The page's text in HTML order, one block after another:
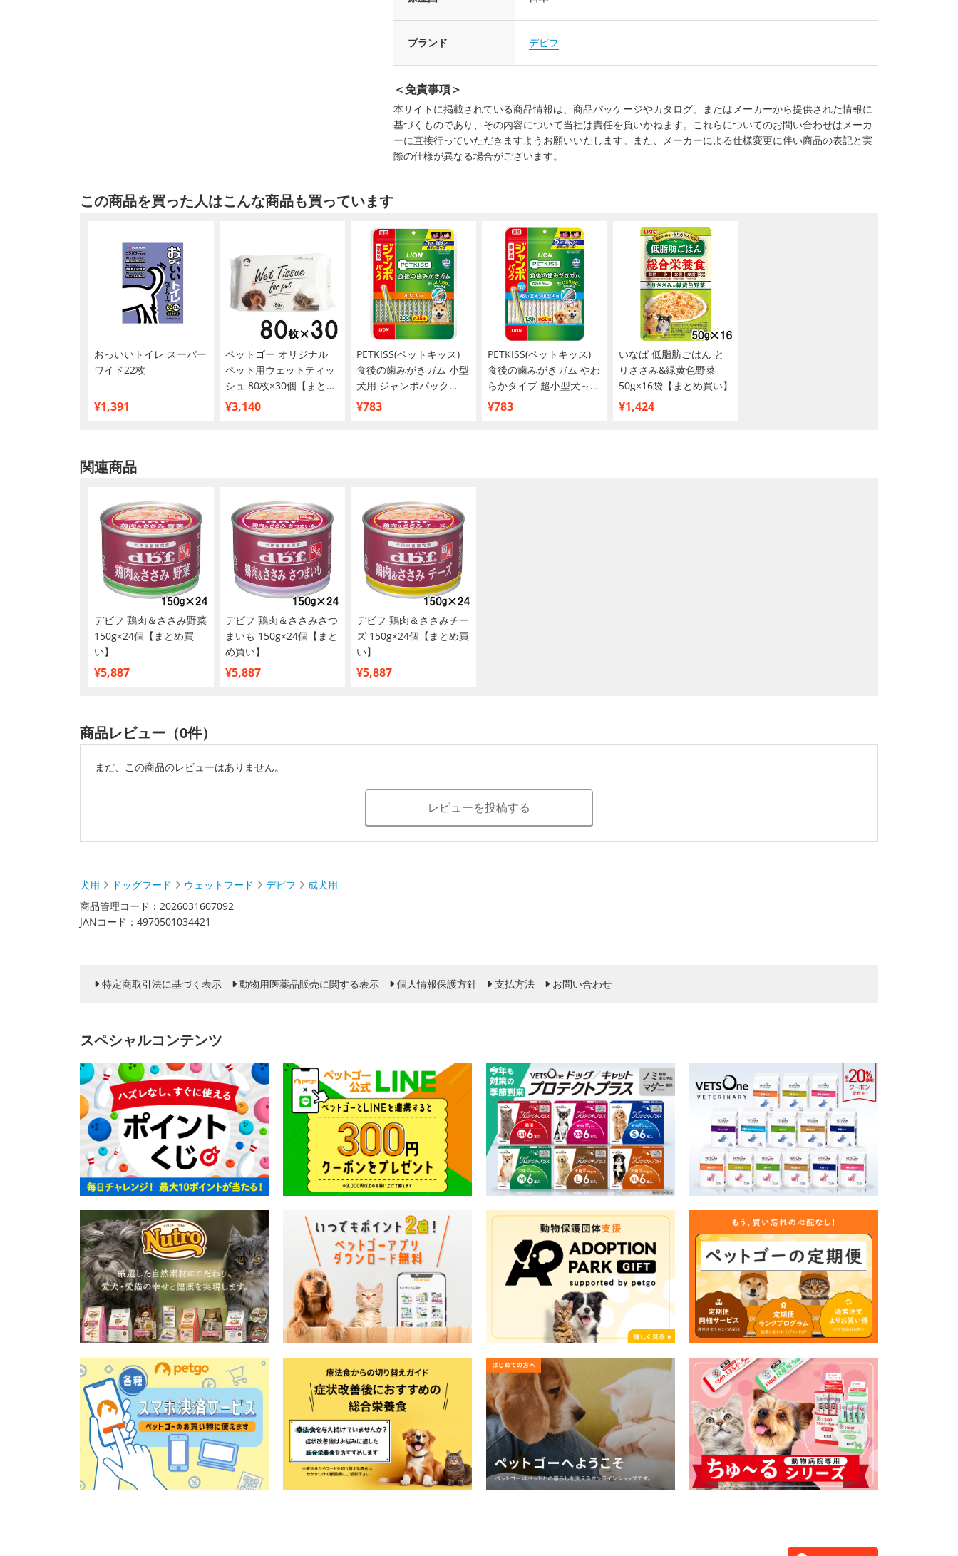
ブランド デビフ
＜免責事項＞
本サイトに掲載されている商品情報は、商品パッケージやカタログ、またはメーカーから提供された情報に
基づくものであり、その内容について当社は責任を負いかねます。これらについてのお問い合わせはメーカ
ーに直接行っていただきますようお願いいたします。また、メーカーによる仕様変更に伴い商品の表記と実
際の仕様が異なる場合がございます。
この商品を買った人はこんな商品も買っています
おっいいトイレ スーパー
ワイド22枚
¥1,391
ペットゴー オリジナル
ペット用ウェットティッ
シュ 80枚×30個【まとめ
買い】
¥3,140
PETKISS(ペットキッス)
食後の歯みがきガム 小型
犬用 ジャンボパック
200g【限定品】
¥783
PETKISS(ペットキッス)
食後の歯みがきガム やわ
らかタイプ 超小型犬～小
型犬用 ジャンボパック
¥783
いなば 低脂肪ごはん と
りささみ&緑黄色野菜
50g×16袋【まとめ買い】
¥1,424
関連商品
デビフ 鶏肉＆ささみ野菜
150g×24個【まとめ買
い】
¥5,887
デビフ 鶏肉＆ささみさつ
まいも 150g×24個【まと
め買い】
¥5,887
デビフ 鶏肉＆ささみチー
ズ 150g×24個【まとめ買
い】
¥5,887
商品レビュー（0件）
まだ、この商品のレビューはありません。
レビューを投稿する
犬用 ドッグフード ウェットフード デビフ
成犬用
商品管理コード：2026031607092
JANコード：4970501034421
特定商取引法に基づく表示 動物用医薬品販売に関する表示 個人情報保護方針 支払方法 お問い合わせ
スペシャルコンテンツ